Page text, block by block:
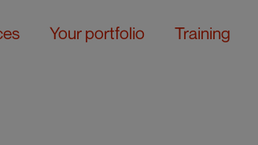
Your portfolio Training